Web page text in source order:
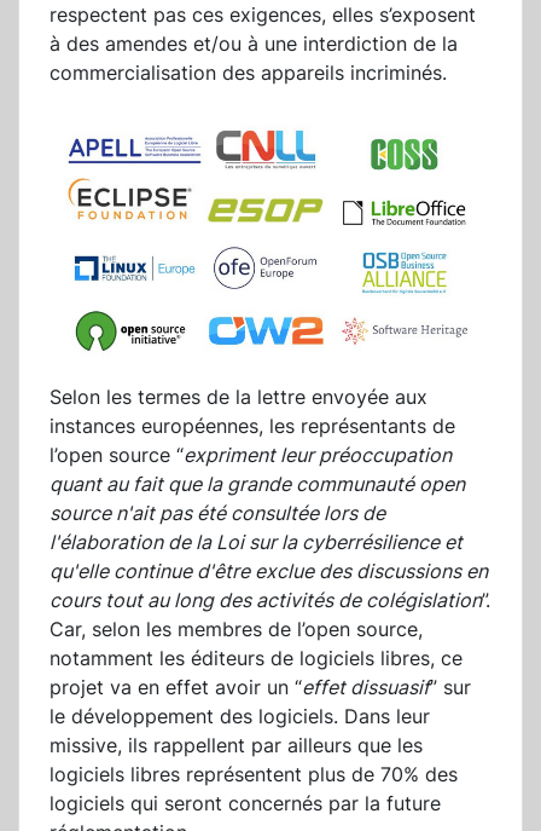
respectent pas ces exigences, elles s’exposent
à des amendes et/ou à une interdiction de la
commercialisation des appareils incriminés.
Selon les termes de la lettre envoyée aux
instances européennes, les représentants de
l’open source “expriment leur préoccupation
quant au fait que la grande communauté open
source n'ait pas été consultée lors de
l'élaboration de la Loi sur la cyberrésilience et
qu'elle continue d'être exclue des discussions en
cours tout au long des activités de colégislation”.
Car, selon les membres de l’open source,
notamment les éditeurs de logiciels libres, ce
projet va en effet avoir un “effet dissuasif” sur
le développement des logiciels. Dans leur
missive, ils rappellent par ailleurs que les
logiciels libres représentent plus de 70% des
logiciels qui seront concernés par la future